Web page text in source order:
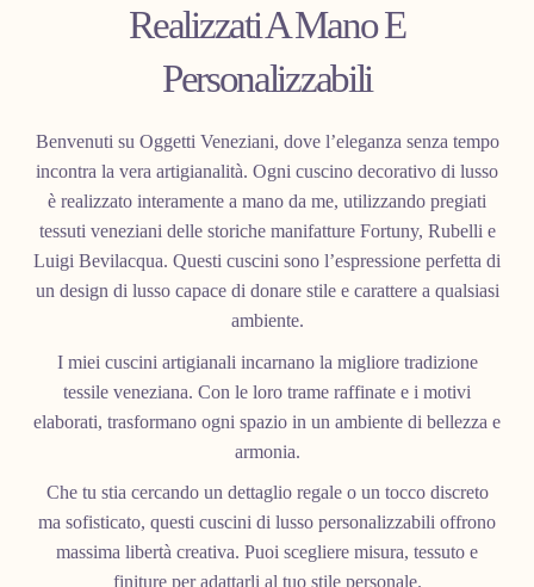
E
C
T
I
O
N
Realizzati A Mano E
Personalizzabili
Benvenuti su Oggetti Veneziani, dove l’eleganza senza tempo
incontra la vera artigianalità. Ogni cuscino decorativo di lusso
è realizzato interamente a mano da me, utilizzando pregiati
tessuti veneziani delle storiche manifatture Fortuny, Rubelli e
Luigi Bevilacqua. Questi cuscini sono l’espressione perfetta di
un design di lusso capace di donare stile e carattere a qualsiasi
ambiente.
I miei cuscini artigianali incarnano la migliore tradizione
tessile veneziana. Con le loro trame raffinate e i motivi
elaborati, trasformano ogni spazio in un ambiente di bellezza e
armonia.
Che tu stia cercando un dettaglio regale o un tocco discreto
ma sofisticato, questi cuscini di lusso personalizzabili offrono
massima libertà creativa. Puoi scegliere misura, tessuto e
finiture per adattarli al tuo stile personale.